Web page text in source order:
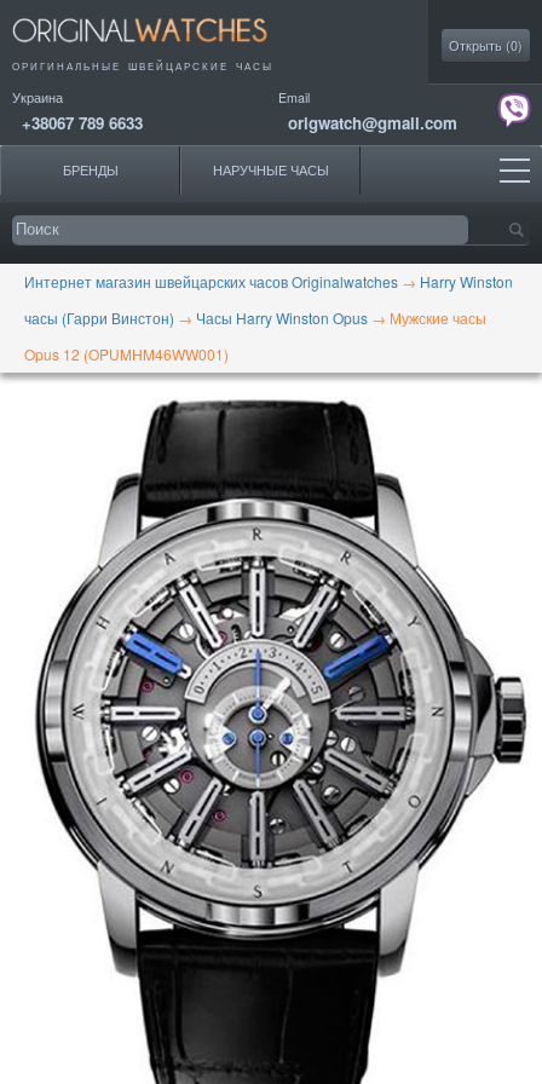
ОРИГИНАЛЬНЫЕ ШВЕЙЦАРСКИЕ ЧАСЫ
Украина
+38067 789 6633
Email
origwatch@gmail.com
Открыть (0)
БРЕНДЫ НАРУЧНЫЕ ЧАСЫ
Интернет магазин швейцарских часов Originalwatches → Harry Winston
часы (Гарри Винстон) → Часы Harry Winston Opus → Мужские часы
Opus 12 (OPUMHM46WW001)